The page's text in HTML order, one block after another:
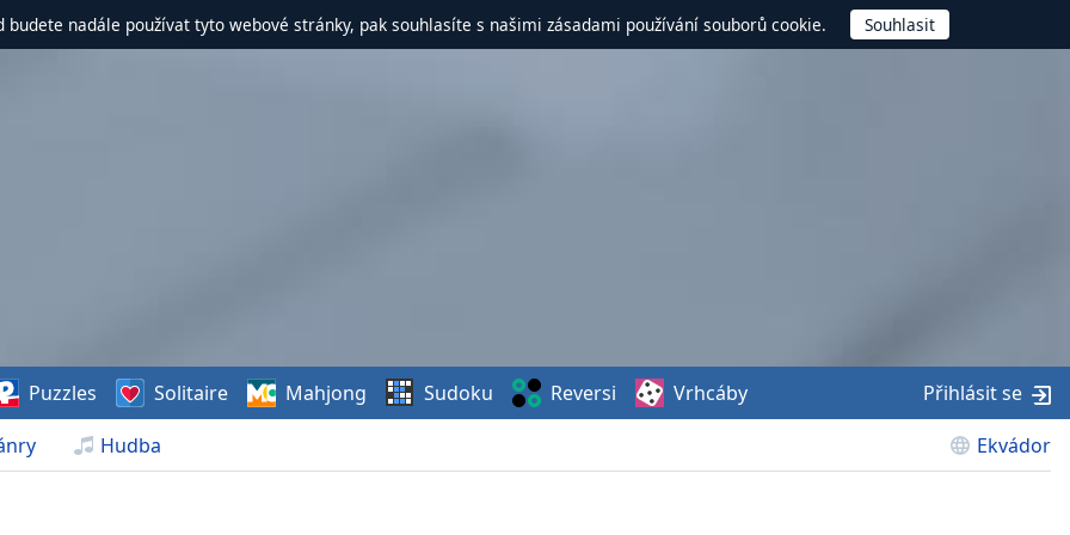
budete nadále používat tyto webové stránky, pak souhlasíte s našimi zásadami používání souborů cookie.
Hudba Ekvádor
Puzzles Solitaire Mahjong Sudoku Reversi Vrhcáby Přihlásit se